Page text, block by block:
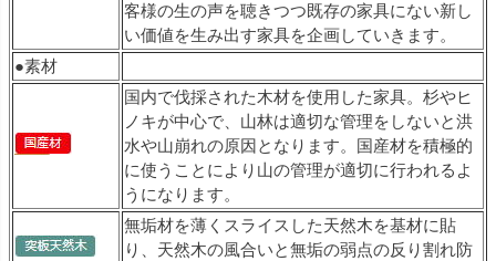
客様の生の声を聴きつつ既存の家具にない新し
い価値を生み出す家具を企画していきます。
●素材
国内で伐採された木材を使用した家具。杉やヒ
ノキが中心で、山林は適切な管理をしないと洪
水や山崩れの原因となります。国産材を積極的
に使うことにより山の管理が適切に行われるよ
うになります。
無垢材を薄くスライスした天然木を基材に貼
り、天然木の風合いと無垢の弱点の反り割れ防